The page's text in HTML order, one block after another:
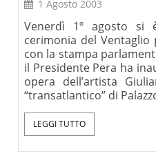
1 Agosto 2003
Venerdì 1º agosto si
cerimonia del
con la stampa
il Presidente Pera ha
opera dell’artista
“transatlantico” di
LEGGI TUTTO